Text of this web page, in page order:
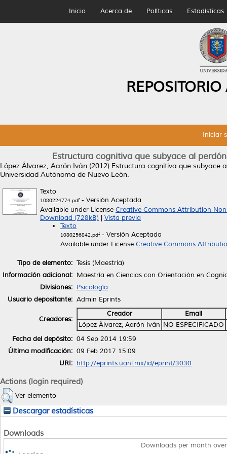
Inicio Acerca de Políticas Estadísticas
Iniciar
Estructura cognitiva que subyace al
López Álvarez, Aarón Iván (2012) Estructura cognitiva que subyace
Universidad Autónoma de Nuevo León.
Texto
1080224774.pdf- Versión Aceptada
Available under License Creative Commons Attribution
Download (728kB)
Vista previa
Texto
1080256842.pdf- Versión Aceptada
Available under License Creative Commons
Tipo de elemento: Tesis (Maestría)
Información adicional: Maestría en Ciencias con Orientación en
Divisiones: Psicología
Usuario depositante: Admin Eprints
Creadores:
Creador
Email
López Álvarez, Aarón Iván NO ESPECIFICADO
Fecha del depósito: 04 Sep 2014 19:59
Última modificación: 09 Feb 2017 15:09
URI: http://eprints.uanl.mx/id/eprint/3030
Actions (login required)
Ver elemento
Descargar estadísticas
Downloads
Downloads per month